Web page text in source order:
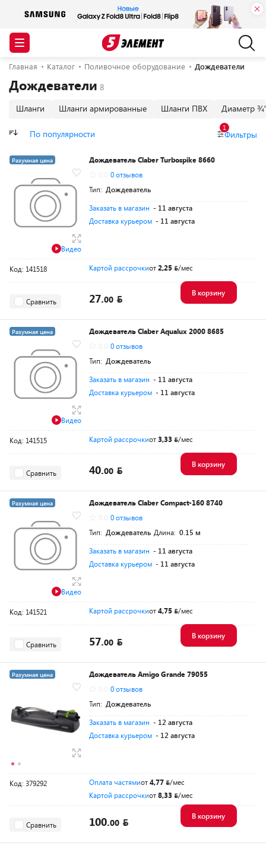
Главная Каталог Поливочное оборудование Дождеватели
Дождеватели
Шланги Шланги армированные Шланги ПВХ Диаметр
По популярности Фильтры
1
Разумная цена
Видео
Дождеватель Claber Turbospike 8660
0 отзывов
Тип: Дождеватель
Заказать в магазин - 11 августа
Доставка курьером - 11 августа
Код: 141518 Картой рассрочкиот2,25 /мес
Сравнить 27.00
В корзину
Разумная цена
Видео
Дождеватель Claber Aqualux 2000 8685
0 отзывов
Тип: Дождеватель
Заказать в магазин - 11 августа
Доставка курьером - 11 августа
Код: 141515 Картой рассрочкиот3,33 /мес
Сравнить 40.00
В корзину
Разумная цена
Видео
Дождеватель Claber Compact-160 8740
0 отзывов
Тип: Дождеватель Длина: 0.15 м
Заказать в магазин - 11 августа
Доставка курьером - 11 августа
Код: 141521 Картой рассрочкиот4,75 /мес
Сравнить 57.00
В корзину
Разумная цена
Дождеватель Amigo Grande 79055
0 отзывов
Тип: Дождеватель
Заказать в магазин - 12 августа
Доставка курьером - 12 августа
Код: 379292 Оплата частямиот4,77
/мес
Картой рассрочкиот8,33 /мес
Сравнить 100.00
В корзину